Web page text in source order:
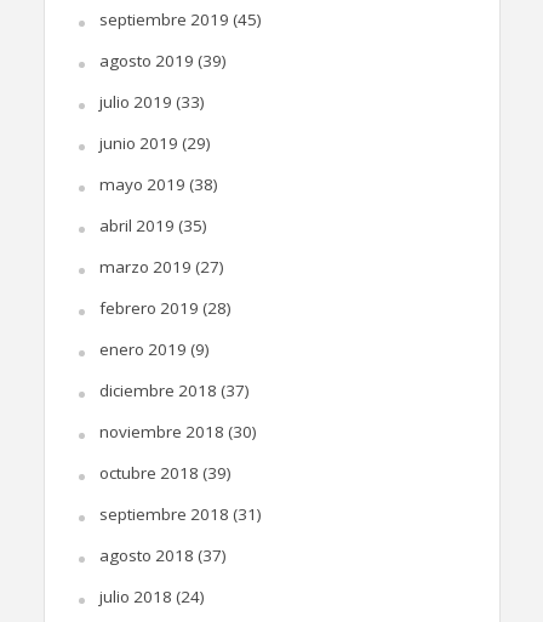
septiembre 2019 (45)
agosto 2019 (39)
julio 2019 (33)
junio 2019 (29)
mayo 2019 (38)
abril 2019 (35)
marzo 2019 (27)
febrero 2019 (28)
enero 2019 (9)
diciembre 2018 (37)
noviembre 2018 (30)
octubre 2018 (39)
septiembre 2018 (31)
agosto 2018 (37)
julio 2018 (24)